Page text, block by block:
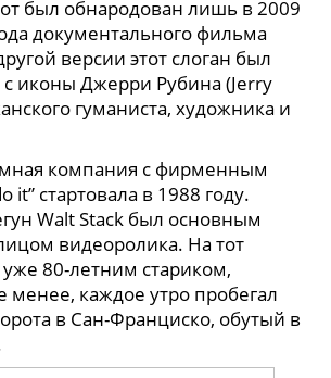
был обнародован лишь в 2009
документального фильма
версии этот слоган был
с иконы Джерри Рубина (Jerry
гуманиста, художника и
компания с фирменным
it” стартовала в 1988 году.
Walt Stack был основным
видеоролика. На тот
80-летним стариком,
менее, каждое утро пробегал
в Сан-Франциско, обутый в